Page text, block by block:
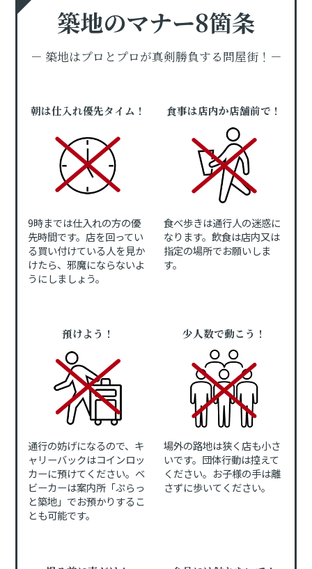
築地のマナー8箇条
－ 築地はプロとプロが真剣勝負する問屋街！－
朝は仕入れ優先タイム！
9時までは仕入れの方の優
先時間です。店を回ってい
る買い付けている人を見か
けたら、邪魔にならないよ
うにしましょう。
食事は店内か店舗前で！
食べ歩きは通行人の迷惑に
なります。飲食は店内又は
指定の場所でお願いしま
す。
預けよう！
通行の妨げになるので、キ
ャリーバックはコインロッ
カーに預けてください。ベ
ビーカーは案内所「ぷらっ
と築地」でお預かりするこ
とも可能です。
少人数で動こう！
場外の路地は狭く店も小さ
いです。団体行動は控えて
ください。お子様の手は離
さずに歩いてください。